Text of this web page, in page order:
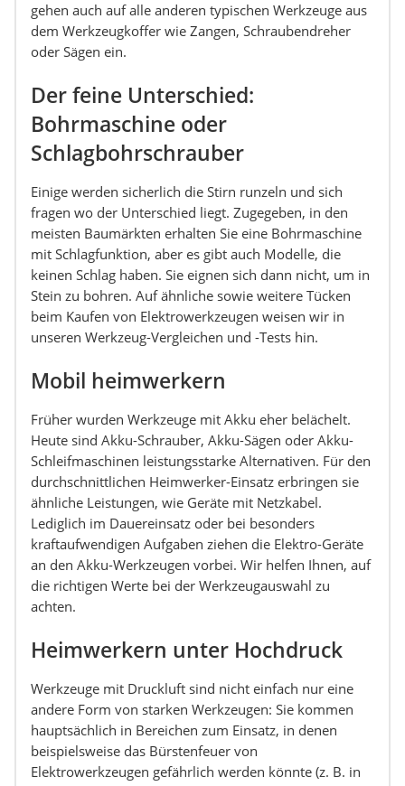
gehen auch auf alle anderen typischen Werkzeuge aus
dem Werkzeugkoffer wie Zangen, Schraubendreher
oder Sägen ein.
Der feine Unterschied:
Bohrmaschine oder
Schlagbohrschrauber
Einige werden sicherlich die Stirn runzeln und sich
fragen wo der Unterschied liegt. Zugegeben, in den
meisten Baumärkten erhalten Sie eine Bohrmaschine
mit Schlagfunktion, aber es gibt auch Modelle, die
keinen Schlag haben. Sie eignen sich dann nicht, um in
Stein zu bohren. Auf ähnliche sowie weitere Tücken
beim Kaufen von Elektrowerkzeugen weisen wir in
unseren Werkzeug-Vergleichen und -Tests hin.
Mobil heimwerkern
Früher wurden Werkzeuge mit Akku eher belächelt.
Heute sind Akku-Schrauber, Akku-Sägen oder Akku-
Schleifmaschinen leistungsstarke Alternativen. Für den
durchschnittlichen Heimwerker-Einsatz erbringen sie
ähnliche Leistungen, wie Geräte mit Netzkabel.
Lediglich im Dauereinsatz oder bei besonders
kraftaufwendigen Aufgaben ziehen die Elektro-Geräte
an den Akku-Werkzeugen vorbei. Wir helfen Ihnen, auf
die richtigen Werte bei der Werkzeugauswahl zu
achten.
Heimwerkern unter Hochdruck
Werkzeuge mit Druckluft sind nicht einfach nur eine
andere Form von starken Werkzeugen: Sie kommen
hauptsächlich in Bereichen zum Einsatz, in denen
beispielsweise das Bürstenfeuer von
Elektrowerkzeugen gefährlich werden könnte (z. B. in